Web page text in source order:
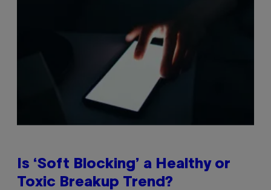
Is ‘Soft Blocking’ a Healthy or
Toxic Breakup Trend?